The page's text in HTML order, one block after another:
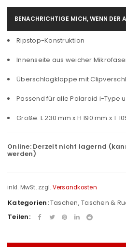
BENACHRICHTIGE MICH, WENN DER
Ripstop-Konstruktion
Innenseite aus weicher
Überschlagklappe mit
Passend für alle Polaroid i-Type
Größe: L 230 mm x H 190 mm x T
Online: Derzeit nicht lagernd
werden)
inkl. MwSt. zzgl. Versandkosten
Kategorien:Taschen, Taschen &
Teilen: